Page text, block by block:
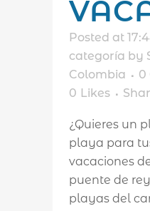
Posted at
categoría by
Colombia
0
0 Likes
¿Quieres un
playa para
vacaciones
puente de
playas del